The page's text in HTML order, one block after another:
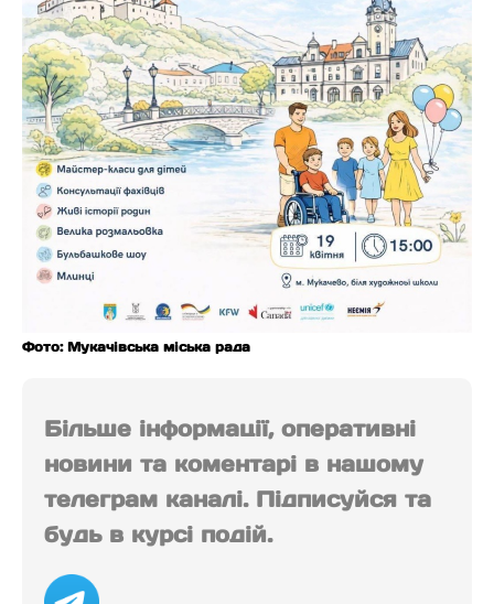
Фото: Мукачівська міська рада
Більше інформації, оперативні
новини та коментарі в нашому
телеграм каналі. Підписуйся та
будь в курсі подій.